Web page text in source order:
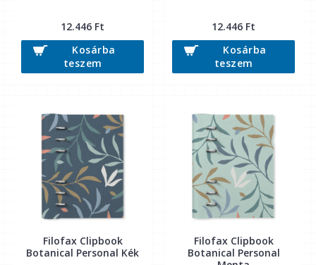
12.446 Ft
Kosárba
teszem
12.446 Ft
Kosárba
teszem
Filofax Clipbook
Botanical Personal Kék
Filofax Clipbook
Botanical Personal